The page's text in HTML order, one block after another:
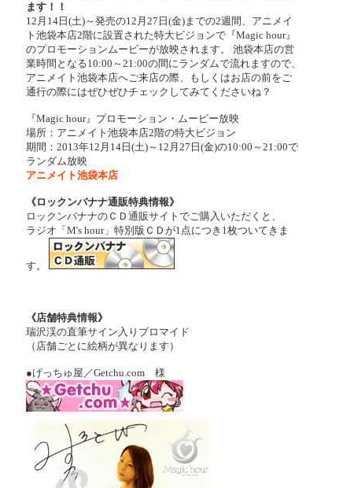
ます！！
12月14日(土)～発売の12月27日(金)までの2週間、アニメイ
ト池袋本店2階に設置された特大ビジョンで『Magic hour』
のプロモーションムービーが放映されます。 池袋本店の営
業時間となる10:00～21:00の間にランダムで流れますので、
アニメイト池袋本店へご来店の際、もしくはお店の前をご
通行の際にはぜひぜひチェックしてみてくださいね？
『Magic hour』プロモーション・ムービー放映
場所：アニメイト池袋本店2階の特大ビジョン
期間：2013年12月14日(土)～12月27日(金)の10:00～21:00で
ランダム放映
アニメイト池袋本店
《ロックンバナナ通販特典情報》
ロックンバナナのＣＤ通販サイトでご購入いただくと、
ラジオ「M's hour」特別版ＣＤが1点につき1枚ついてきま
す。
《店舗特典情報》
瑞沢渓の直筆サイン入りブロマイド
（店舗ごとに絵柄が異なります）
●げっちゅ屋／Getchu.com 様